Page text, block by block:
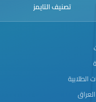
تصنيف التايمز
الطلابية